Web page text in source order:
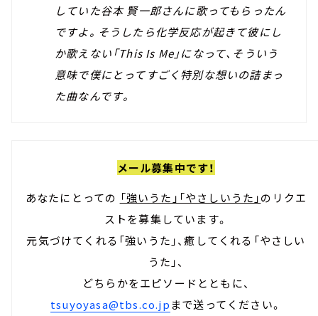
していた谷本 賢一郎さんに歌ってもらったん
ですよ。そうしたら化学反応が起きて彼にし
か歌えない「This Is Me」になって、そういう
意味で僕にとってすごく特別な想いの詰まっ
た曲なんです。
メール募集中です！
あなたにとっての 「強いうた」「やさしいうた」のリクエ
ストを募集しています。
元気づけてくれる「強いうた」、癒してくれる「やさしい
うた」、
どちらかをエピソードとともに、
tsuyoyasa@tbs.co.jp まで送ってください。